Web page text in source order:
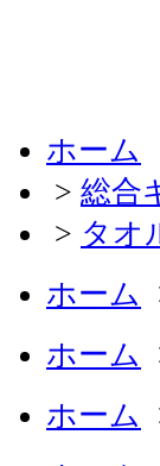
ホーム
> 総合
> タオ
ホーム
ホーム
ホーム